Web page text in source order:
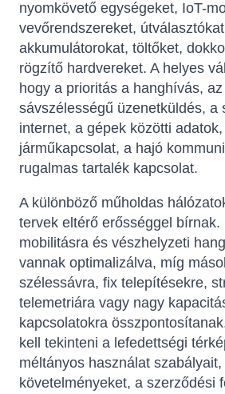
nyomkövető egységeket, IoT-
vevőrendszereket,
akkumulátorokat, töltőket,
rögzítő hardvereket. A helyes
hogy a prioritás a hanghívás,
sávszélességű üzenetküldés, a
internet, a gépek közötti
járműkapcsolat, a hajó
rugalmas tartalék kapcsolat.
A különböző műholdas
tervek eltérő erősséggel
mobilitásra és vészhelyzeti
vannak optimalizálva, míg
szélessávra, fix telepítésekre,
telemetriára vagy nagy
kapcsolatokra
kell tekinteni a lefedettségi
méltányos használat
követelményeket, a szerződési